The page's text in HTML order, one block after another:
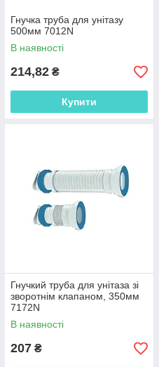
Гнучка труба для унітазу
500мм 7012N
В наявності
214,82 ₴
Купити
Гнучкий труба для унітаза зі
зворотнім клапаном, 350мм
7172N
В наявності
207 ₴